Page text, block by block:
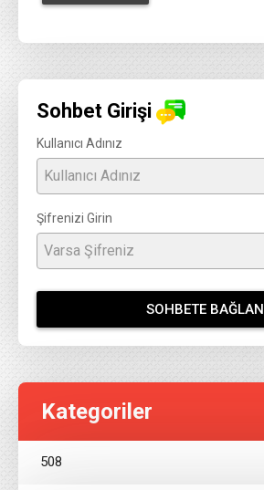
Sohbet Girişi
Kullanıcı Adınız
Şifrenizi Girin
SOHBETE BAĞLAN
Kategoriler
508